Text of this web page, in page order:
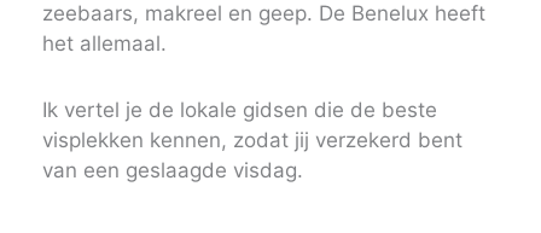
zeebaars, makreel en geep. De Benelux heeft
het allemaal.
Ik vertel je de lokale gidsen die de beste
visplekken kennen, zodat jij verzekerd bent
van een geslaagde visdag.